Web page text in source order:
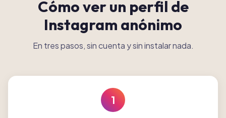
Cómo ver un perfil de
Instagram anónimo
En tres pasos, sin cuenta y sin instalar nada.
1